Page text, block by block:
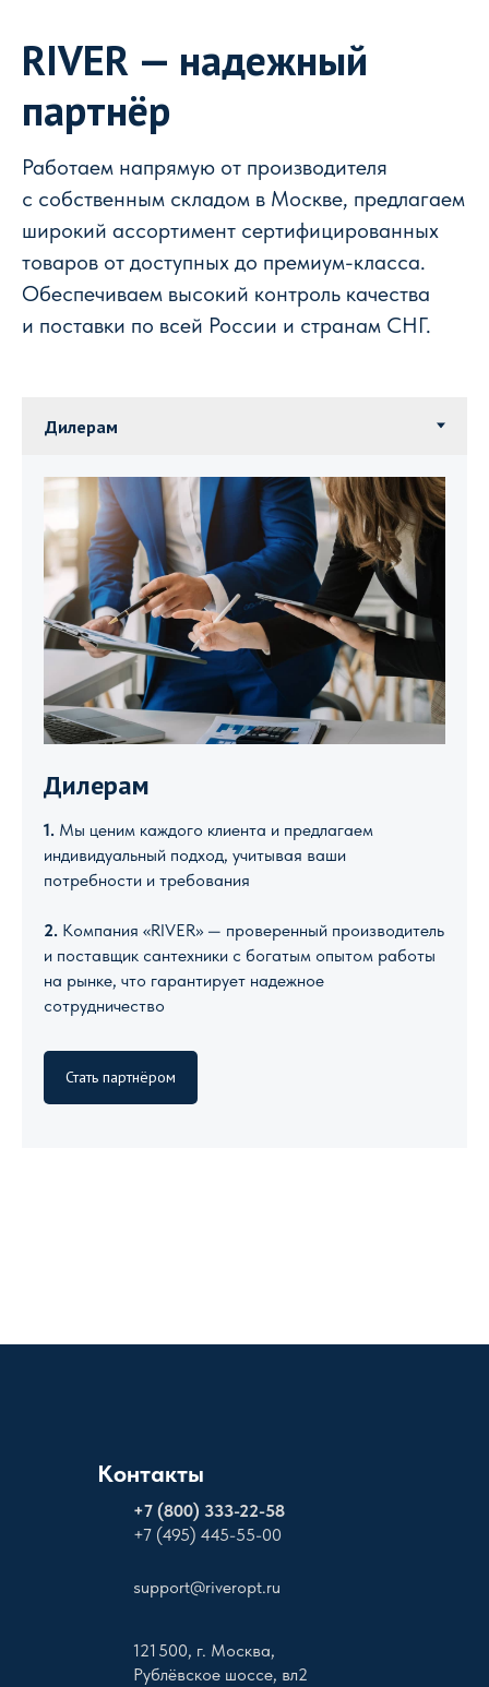
RIVER — надежный
партнёр
Работаем напрямую от производителя
с собственным складом в Москве, предлагаем
широкий ассортимент сертифицированных
товаров от доступных до премиум-класса.
Обеспечиваем высокий контроль качества
и поставки по всей России и странам СНГ.
Дилерам
1. Мы ценим каждого клиента и предлагаем
индивидуальный подход, учитывая ваши
потребности и требования
2. Компания «RIVER» — проверенный производитель
и поставщик сантехники с богатым опытом работы
на рынке, что гарантирует надежное
сотрудничество
Стать партнёром
Контакты
+7 (800) 333-22-58
+7 (495) 445-55-00
support@riveropt.ru
121 500, г. Москва,
Рублёвское шоссе, вл2